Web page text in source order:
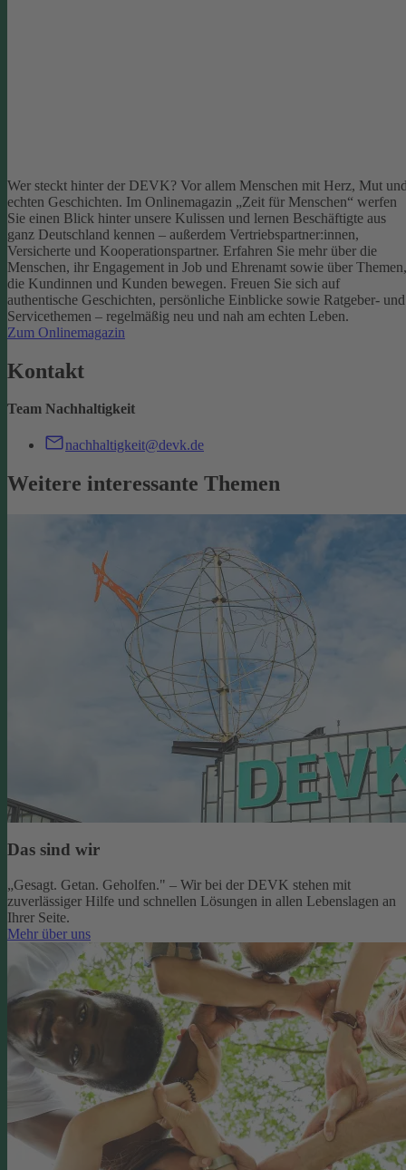
Wer steckt hinter der DEVK? Vor allem Menschen mit Herz, Mut
echten Geschichten. Im Onlinemagazin „Zeit für Menschen“ werfen
Sie einen Blick hinter unsere Kulissen und lernen Beschäftigte aus
ganz Deutschland kennen – außerdem Vertriebspartner:innen,
Versicherte und Kooperationspartner. Erfahren Sie mehr über die
Menschen, ihr Engagement in Job und Ehrenamt sowie über Themen,
die Kundinnen und Kunden bewegen. Freuen Sie sich auf
authentische Geschichten, persönliche Einblicke sowie Ratgeber- und
Servicethemen – regelmäßig neu und nah am echten Leben.
Zum Onlinemagazin
Kontakt
Team Nachhaltigkeit
nachhaltigkeit@devk.de
Weitere interessante Themen
Das sind wir
„Gesagt. Getan. Geholfen." – Wir bei der DEVK stehen mit
zuverlässiger Hilfe und schnellen Lösungen in allen Lebenslagen an
Ihrer Seite.
Mehr über uns